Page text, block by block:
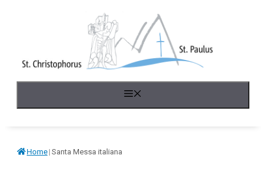
Home | Santa Messa italiana